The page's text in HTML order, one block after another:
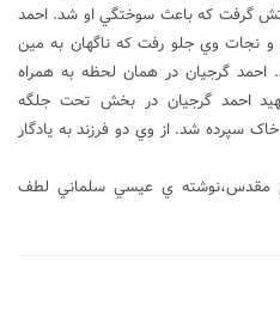
آتش گرفت که باعث سوختگي او شد. احمد
نجات وي جلو رفت که ناگهان به مين
گرجيان در همان لحظه به همراه
احمد گرجيان در بخش تحت جلگه
سپرده شد. از وي دو فرزند به يادگار
مقدس،نوشته ي عيسي سلماني لطف